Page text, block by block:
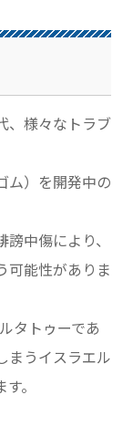
、様々なトラブ
ム）を開発中の
中傷により、
可能性がありま
タトゥーであ
まうイスラエル
。